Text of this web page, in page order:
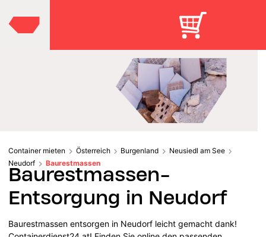
Container mieten Österreich Burgenland
Neusiedl am See
Neudorf
Baurestmassen
Baurestmassen-
Entsorgung in Neudorf
Baurestmassen entsorgen in Neudorf leicht gemacht dank!